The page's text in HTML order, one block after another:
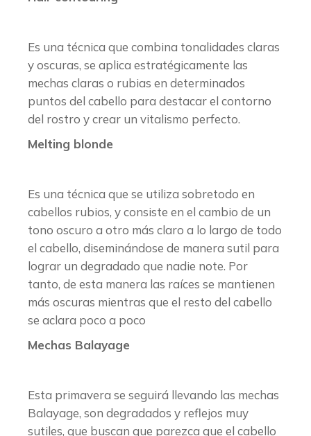
Es una técnica que combina tonalidades claras
y oscuras, se aplica estratégicamente las
mechas claras o rubias en determinados
puntos del cabello para destacar el contorno
del rostro y crear un vitalismo perfecto.
Melting blonde
Es una técnica que se utiliza sobretodo en
cabellos rubios, y consiste en el cambio de un
tono oscuro a otro más claro a lo largo de todo
el cabello, diseminándose de manera sutil para
lograr un degradado que nadie note. Por
tanto, de esta manera las raíces se mantienen
más oscuras mientras que el resto del cabello
se aclara poco a poco
Mechas Balayage
Esta primavera se seguirá llevando las mechas
Balayage, son degradados y reflejos muy
sutiles, que buscan que parezca que el cabello